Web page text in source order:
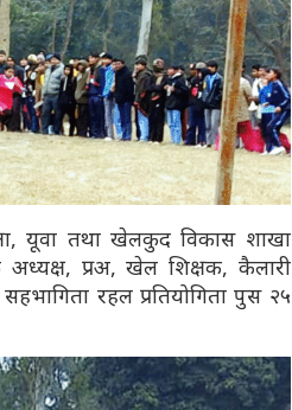
यूवा तथा खेलकुद विकास शाखा
अध्यक्ष, प्रअ, खेल शिक्षक, कैलारी
रहल प्रतियोगिता पुस २५